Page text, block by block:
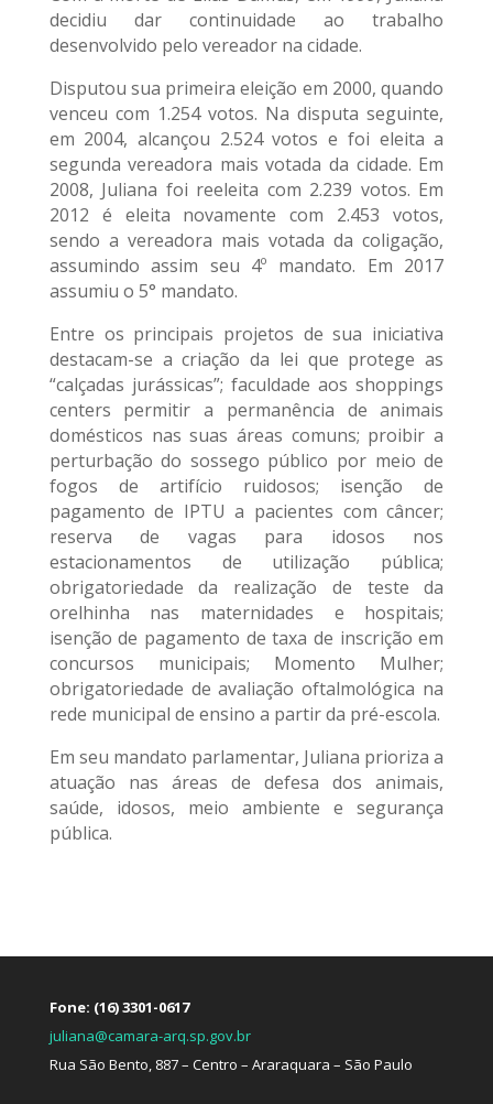
decidiu dar continuidade ao trabalho
desenvolvido pelo vereador na cidade.
Disputou sua primeira eleição em 2000, quando
venceu com 1.254 votos. Na disputa seguinte,
em 2004, alcançou 2.524 votos e foi eleita a
segunda vereadora mais votada da cidade. Em
2008, Juliana foi reeleita com 2.239 votos. Em
2012 é eleita novamente com 2.453 votos,
sendo a vereadora mais votada da coligação,
assumindo assim seu 4º mandato. Em 2017
assumiu o 5° mandato.
Entre os principais projetos de sua iniciativa
destacam-se a criação da lei que protege as
“calçadas jurássicas”; faculdade aos shoppings
centers permitir a permanência de animais
domésticos nas suas áreas comuns; proibir a
perturbação do sossego público por meio de
fogos de artifício ruidosos; isenção de
pagamento de IPTU a pacientes com câncer;
reserva de vagas para idosos nos
estacionamentos de utilização pública;
obrigatoriedade da realização de teste da
orelhinha nas maternidades e hospitais;
isenção de pagamento de taxa de inscrição em
concursos municipais; Momento Mulher;
obrigatoriedade de avaliação oftalmológica na
rede municipal de ensino a partir da pré-escola.
Em seu mandato parlamentar, Juliana prioriza a
atuação nas áreas de defesa dos animais,
saúde, idosos, meio ambiente e segurança
pública.
Fone: (16) 3301-0617
juliana@camara-arq.sp.gov.br
Rua São Bento, 887 – Centro – Araraquara – São Paulo